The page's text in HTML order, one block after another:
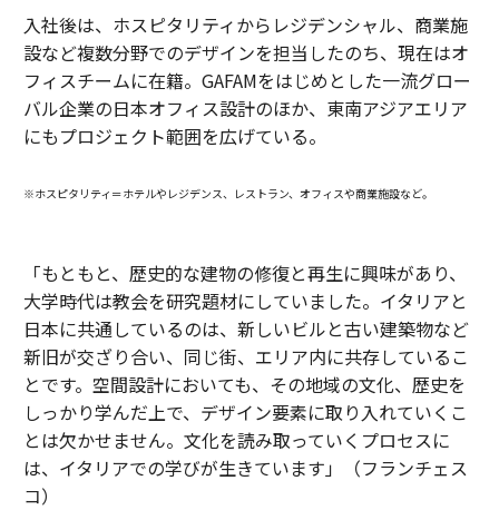
入社後は、ホスピタリティからレジデンシャル、商業施
設など複数分野でのデザインを担当したのち、現在はオ
フィスチームに在籍。GAFAMをはじめとした一流グロー
バル企業の日本オフィス設計のほか、東南アジアエリア
にもプロジェクト範囲を広げている。
※ホスピタリティ＝ホテルやレジデンス、レストラン、オフィスや商業施設など。
「もともと、歴史的な建物の修復と再生に興味があり、
大学時代は教会を研究題材にしていました。イタリアと
日本に共通しているのは、新しいビルと古い建築物など
新旧が交ざり合い、同じ街、エリア内に共存しているこ
とです。空間設計においても、その地域の文化、歴史を
しっかり学んだ上で、デザイン要素に取り入れていくこ
とは欠かせません。文化を読み取っていくプロセスに
は、イタリアでの学びが生きています」（フランチェス
コ）